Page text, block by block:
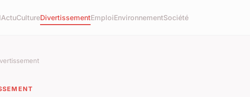
ActuCultureDivertissementEmploiEnvironnementSociété